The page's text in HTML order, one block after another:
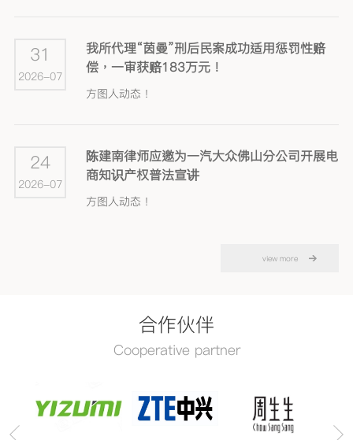
31
2026-07
我所代理“茵曼”刑后民案成功适用惩罚性赔
偿，一审获赔183万元！
方图人动态！
24
2026-07
陈建南律师应邀为一汽大众佛山分公司开展电
商知识产权普法宣讲
方图人动态！
view more
合作伙伴
Cooperative partner